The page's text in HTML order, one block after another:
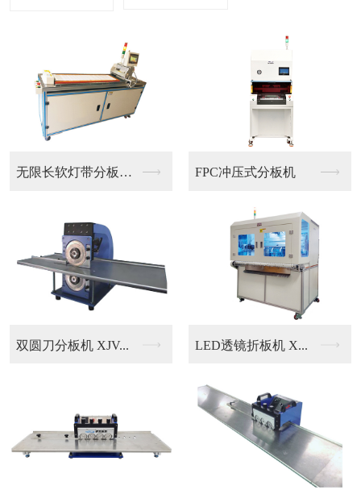
无限长软灯带分板机 ... FPC冲压式分板机
LED透镜折板机 X... 墨盒芯片焊接机